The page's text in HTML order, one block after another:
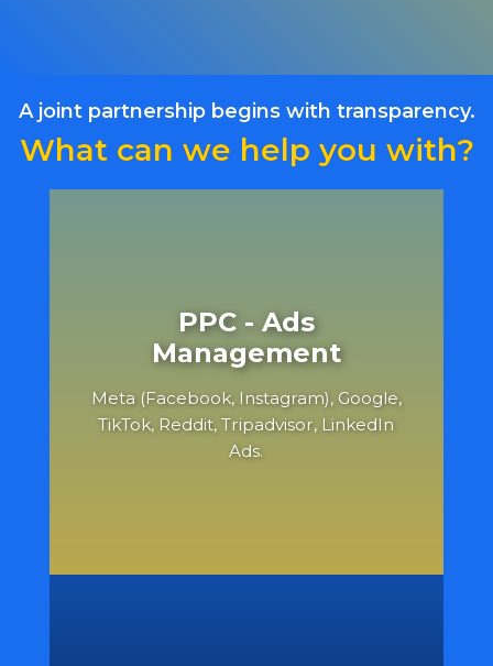
A joint partnership begins with transparency.
What can we help you with?
PPC - Ads
Management
Meta (Facebook, Instagram), Google,
TikTok, Reddit, Tripadvisor, LinkedIn
Ads.